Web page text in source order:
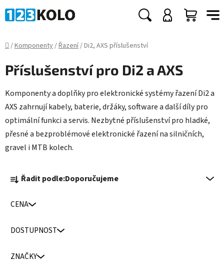
na
Hledat
Domů
/Komponenty/Řazení/Di2, AXS příslušenství
Příslušenství pro Di2 a AXS
Komponenty a doplňky pro elektronické systémy řazení Di2 a
AXS zahrnují kabely, baterie, držáky, software a další díly pro
optimální funkci a servis. Nezbytné příslušenství pro hladké,
přesné a bezproblémové elektronické řazení na silničních,
gravel i MTB kolech.
a
e
n
Řadit podle:Doporučujeme
CENA
DOSTUPNOST
ZNAČKY